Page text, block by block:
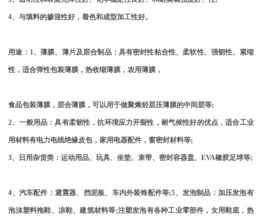
4、与填料的掺混性好，着色和成型加工性好。
用途： 1、薄膜、薄片及层合制品：具有密封性粘合性、柔软性、强韧性、紧缩
性，适合弹性包装薄膜，热收缩薄膜，农用薄膜，
食品包装薄膜，层合薄膜，可以用于做聚烯烃层压薄膜的中间层等;
2、一般用品：具有柔韧性，抗环境应力开裂性，耐气候性好的优点，适合工业
用材料有电力电线绝缘皮包，家用电器配件，窗密封材料等;
3、日用杂货类：运动用品、玩具、坐垫、束带、密封容器盖、EVA橡胶足球等;
4、汽车配件：避震器、挡泥板、车内外装饰配件等;5、发泡制品：加压发泡有
泡沫塑料拖鞋、凉鞋、建筑材料等;注塑发泡有各种工业零部件，女用鞋底，热